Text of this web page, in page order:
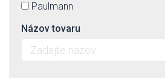
Paulmann
Názov tovaru